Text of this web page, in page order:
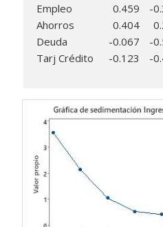
Empleo
0.459 -
Ahorros
0.404
Deuda
-0.067 -
Tarj Crédito
-0.123 -